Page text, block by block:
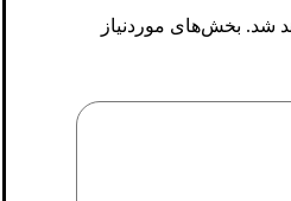
شد. بخش‌های موردنیاز